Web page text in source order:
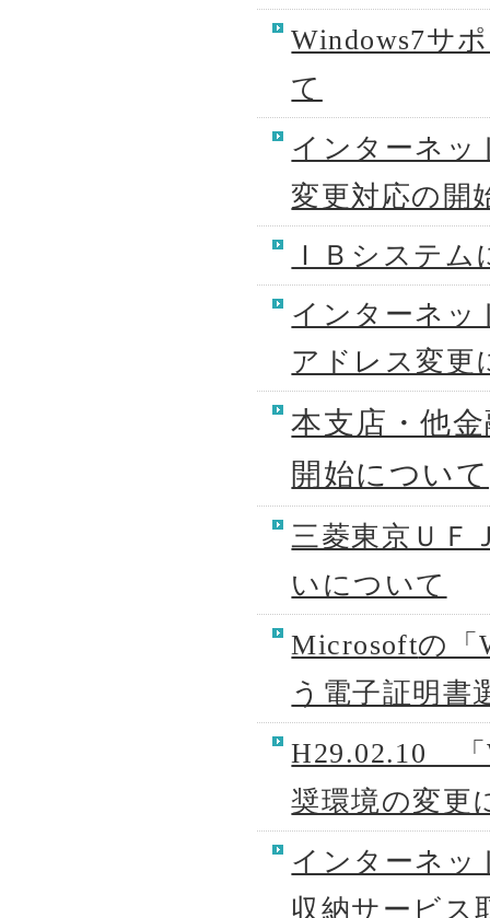
Windows7サ
て
インターネッ
変更対応の開
ＩＢシステ
インターネッ
アドレス変更
本支店・他
開始について
三菱東京ＵＦ
いについて
Microsoftの「
う電子証明書
H29.02.10 「
奨環境の変更
インターネッ
収納サービス